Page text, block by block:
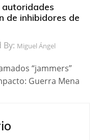
de inhibidores de
By: Miguel Ángel
“jammers”
Guerra Mena